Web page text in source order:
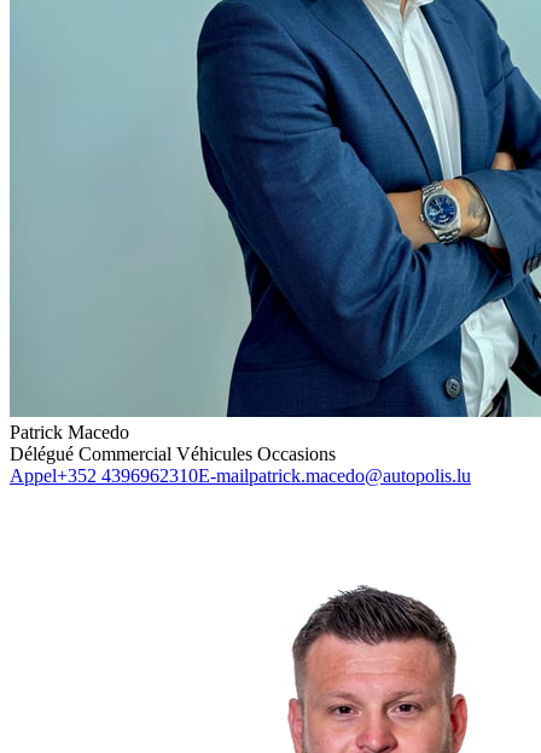
Patrick Macedo
Délégué Commercial Véhicules Occasions
Appel+352 4396962310E-mailpatrick.macedo@autopolis.lu